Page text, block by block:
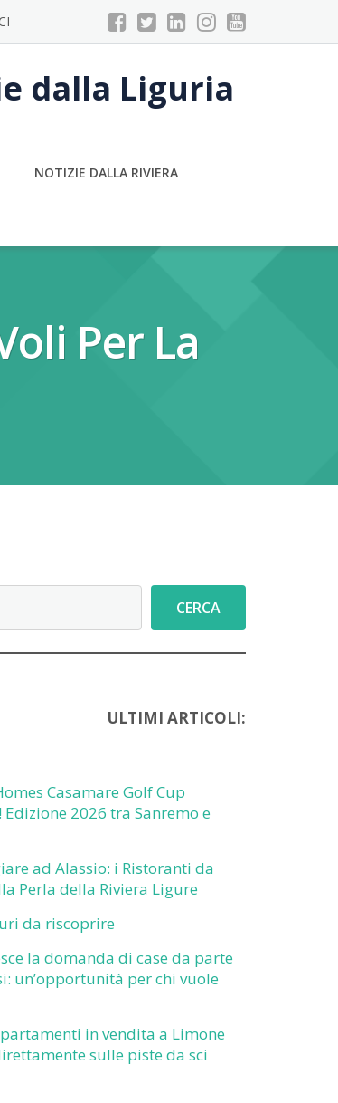
dalla Liguria
NOTIZIE DALLA RIVIERA
Per La
CERCA
ULTIMI ARTICOLI:
Casamare Golf Cup
2026 tra Sanremo e
ad Alassio: i Ristoranti da
Perla della Riviera Ligure
da riscoprire
la domanda di case da parte
un’opportunità per chi vuole
in vendita a Limone
sulle piste da sci